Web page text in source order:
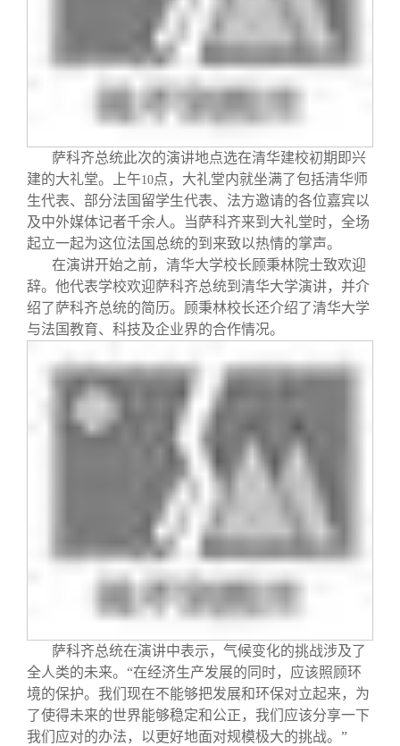
校友文苑
三创大赛
会长致辞
制度法规
联系我们
萨科齐总统此次的演讲地点选在清华建校初期即兴
建的大礼堂。上午10点，大礼堂内就坐满了包括清华师
生代表、部分法国留学生代表、法方邀请的各位嘉宾以
及中外媒体记者千余人。当萨科齐来到大礼堂时，全场
起立一起为这位法国总统的到来致以热情的掌声。
在演讲开始之前，清华大学校长顾秉林院士致欢迎
辞。他代表学校欢迎萨科齐总统到清华大学演讲，并介
绍了萨科齐总统的简历。顾秉林校长还介绍了清华大学
与法国教育、科技及企业界的合作情况。
萨科齐总统在演讲中表示，气候变化的挑战涉及了
全人类的未来。“在经济生产发展的同时，应该照顾环
境的保护。我们现在不能够把发展和环保对立起来，为
了使得未来的世界能够稳定和公正，我们应该分享一下
我们应对的办法，以更好地面对规模极大的挑战。”